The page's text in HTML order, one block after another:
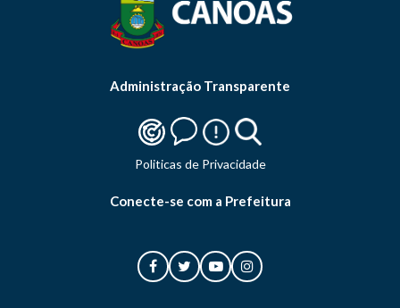
Administração Transparente
Politicas de Privacidade
Conecte-se com a Prefeitura